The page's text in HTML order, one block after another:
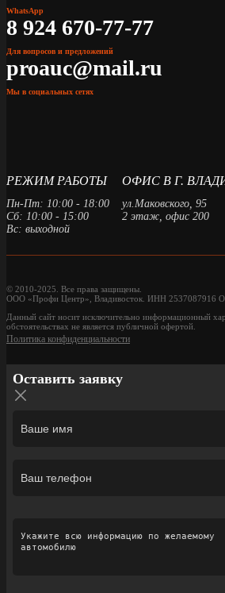
WhatsApp
8 924 670-77-77
Для вопросов и предложений
proauc@mail.ru
Мы в социальных сетях
РЕЖИМ РАБОТЫ
Пн-Пт: 10:00 - 18:00
Сб: 10:00 - 15:00
Вс: выходной
ОФИС В Г.
ул.Маковского, 95
2 этаж, офис 200
© 2010-2025. Все права защищены.
ООО «Профи Центр», Владивосток. ИНН 2537087916
Данный сайт носит исключительно информационный
обстоятельствах не является публичной офертой.
Политика конфиденциальности
Оставить заявку